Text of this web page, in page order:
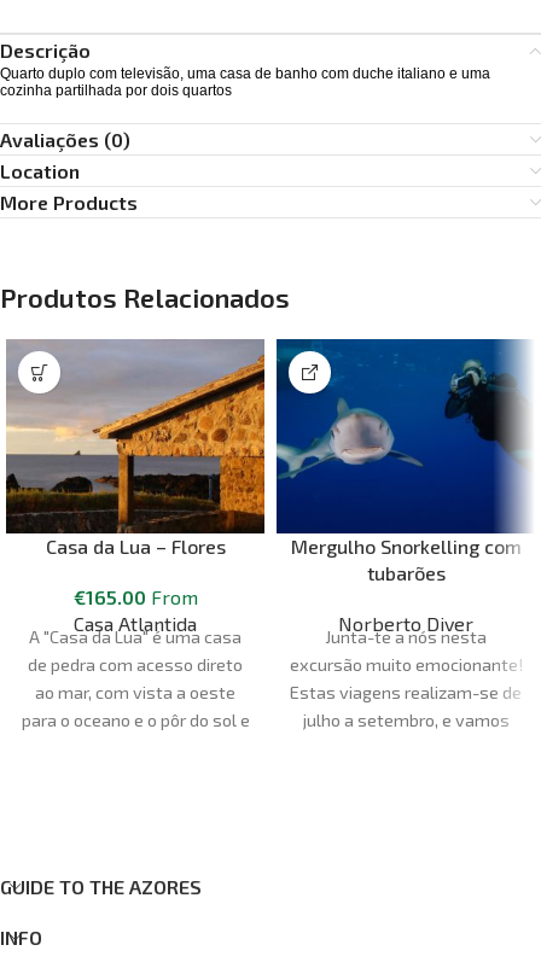
Descrição
Quarto duplo com televisão, uma casa de banho com duche italiano e uma
cozinha partilhada por dois quartos
Avaliações (0)
Location
More Products
Produtos Relacionados
Casa da Lua – Flores
€165.00 From
Casa Atlantida
A "Casa da Lua" é uma casa
de pedra com acesso direto
ao mar, com vista a oeste
para o oceano e o pôr do sol e
tem 70m2 e 3 quartos, 2 dos
Mergulho Snorkelling com
tubarões
Norberto Diver
Junta-te a nós nesta
excursão muito emocionante!
Estas viagens realizam-se de
julho a setembro, e vamos
GUIDE TO THE AZORES
INFO